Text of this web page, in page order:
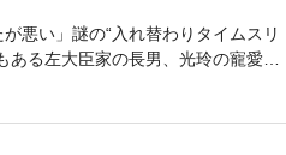
悪い」謎の“入れ替わりタイムスリ
る左大臣家の長男、光玲の寵愛の
とになりながらも初めて開けた自